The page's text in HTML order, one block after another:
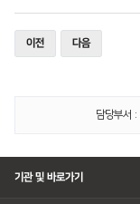
이전 다음
담당부서
기관 및 바로가기